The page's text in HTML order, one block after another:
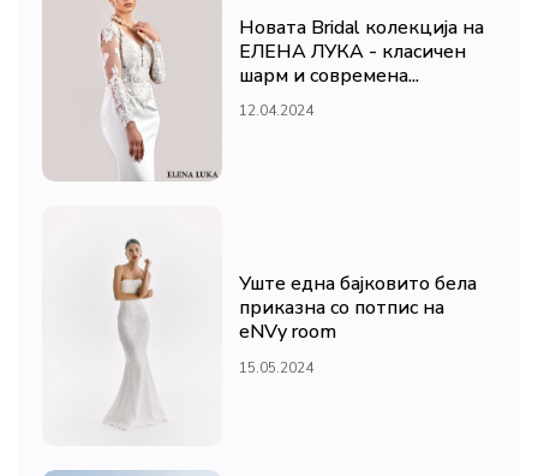
Новата Bridal колекција на
ЕЛЕНА ЛУКА - класичен
шарм и современа...
12.04.2024
Уште една бајковито бела
приказна со потпис на
eNVy room
15.05.2024